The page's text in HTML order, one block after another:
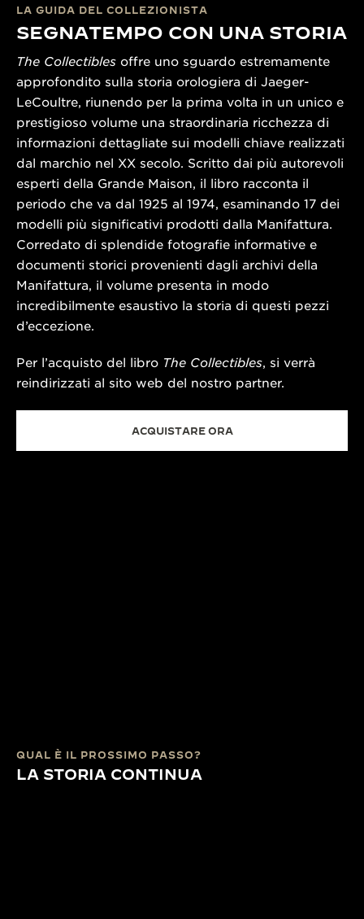
LA GUIDA DEL COLLEZIONISTA
SEGNATEMPO CON UNA STORIA
The Collectibles offre uno sguardo estremamente
approfondito sulla storia orologiera di Jaeger-
LeCoultre, riunendo per la prima volta in un unico e
prestigioso volume una straordinaria ricchezza di
informazioni dettagliate sui modelli chiave realizzati
dal marchio nel XX secolo. Scritto dai più autorevoli
esperti della Grande Maison, il libro racconta il
periodo che va dal 1925 al 1974, esaminando 17 dei
modelli più significativi prodotti dalla Manifattura.
Corredato di splendide fotografie informative e
documenti storici provenienti dagli archivi della
Manifattura, il volume presenta in modo
incredibilmente esaustivo la storia di questi pezzi
d’eccezione.
Per l’acquisto del libro The Collectibles, si verrà
reindirizzati al sito web del nostro partner.
ACQUISTARE ORA
QUAL È IL PROSSIMO PASSO?
LA STORIA CONTINUA